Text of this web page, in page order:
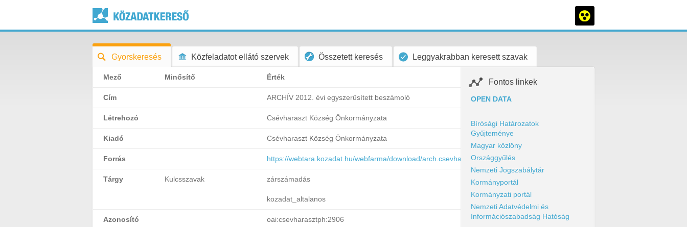
Gyorskeresés Közfeladatot ellátó szervek Összetett keresés Leggyakrabban keresett szavak
Mező Minősítő Érték
Cím ARCHÍV 2012. évi egyszerűsített beszámoló
Létrehozó Csévharaszt Község Önkormányzata
Kiadó Csévharaszt Község Önkormányzata
Forrás https://webtara.kozadat.hu/webfarma/download/arch.csevharasztph//gazd_adat/muk_torv/eredm/1636377914463-konyvizsgaloi-
Tárgy Kulcsszavak zárszámadás
kozadat_altalanos
Azonosító oai:csevharasztph:2906
Fontos linkek
OPEN DATA
Bírósági Határozatok
Gyűjteménye
Magyar közlöny
Országgyűlés
Nemzeti Jogszabálytár
Kormányportál
Kormányzati portál
Nemzeti Adatvédelmi és
Információszabadság Hatóság